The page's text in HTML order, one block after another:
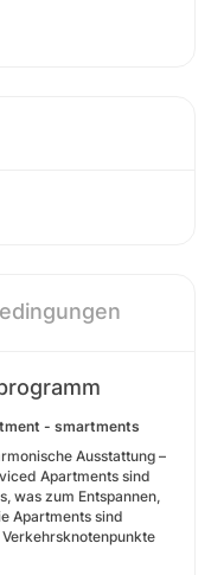
- smartments
Ausstattung –
Apartments sind
was zum Entspannen,
Apartments sind